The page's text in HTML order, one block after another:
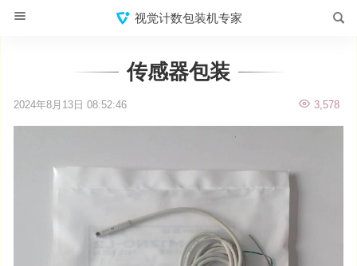
视觉计数包装机专家
传感器包装
2024年8月13日 08:52:46 3,578